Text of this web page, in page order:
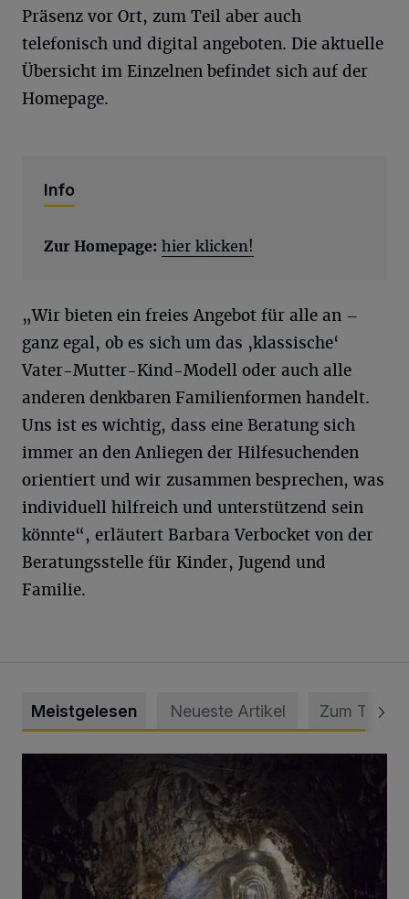
Präsenz vor Ort, zum Teil aber auch
telefonisch und digital angeboten. Die aktuelle
Übersicht im Einzelnen befindet sich auf der
Homepage.
Info
Zur Homepage: hier klicken!
„Wir bieten ein freies Angebot für alle an –
ganz egal, ob es sich um das ‚klassische‘
Vater-Mutter-Kind-Modell oder auch alle
anderen denkbaren Familienformen handelt.
Uns ist es wichtig, dass eine Beratung sich
immer an den Anliegen der Hilfesuchenden
orientiert und wir zusammen besprechen, was
individuell hilfreich und unterstützend sein
könnte“, erläutert Barbara Verbocket von der
Beratungsstelle für Kinder, Jugend und
Familie.
Meistgelesen Neueste Artikel Zum Thema